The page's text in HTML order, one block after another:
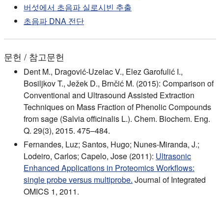
버섯에서 초음파 실로시빈 추출
초음파 DNA 전단
문헌 / 참고문헌
Dent M., Dragović-Uzelac V., Elez Garofulić I.,
Bosiljkov T., Ježek D., Brnčić M. (2015): Comparison of
Conventional and Ultrasound Assisted Extraction
Techniques on Mass Fraction of Phenolic Compounds
from sage (Salvia officinalis L.). Chem. Biochem. Eng.
Q. 29(3), 2015. 475–484.
Fernandes, Luz; Santos, Hugo; Nunes-Miranda, J.;
Lodeiro, Carlos; Capelo, Jose (2011): Ultrasonic
Enhanced Applications in Proteomics Workflows:
single probe versus multiprobe. Journal of Integrated
OMICS 1, 2011.